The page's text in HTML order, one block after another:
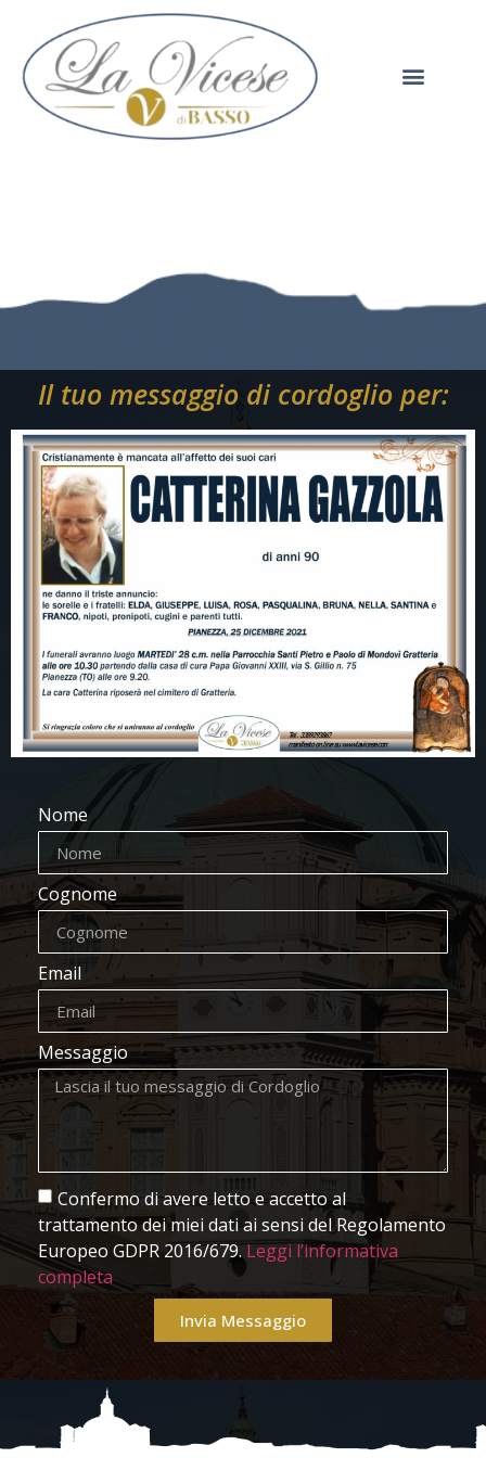
Il tuo messaggio di cordoglio per:
Nome
Cognome
Email
Messaggio
Confermo di avere letto e accetto al
trattamento dei miei dati ai sensi del Regolamento
Europeo GDPR 2016/679.Leggi l’informativa
completa
Invia Messaggio